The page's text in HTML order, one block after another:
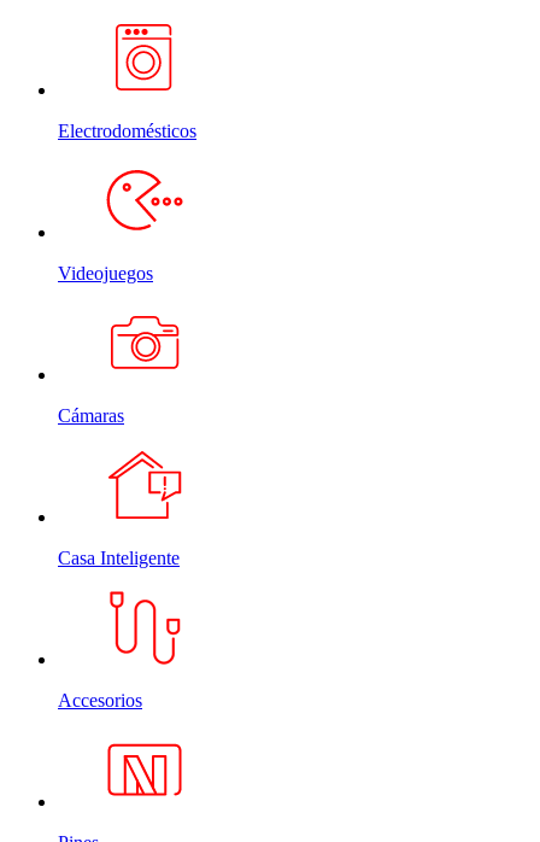
Electrodomésticos
Videojuegos
Cámaras
Casa Inteligente
Accesorios